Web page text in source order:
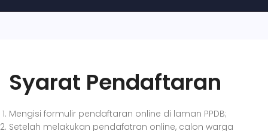
Syarat Pendaftaran
Mengisi formulir pendaftaran online di laman PPDB;
Setelah melakukan pendafatran online, calon warga